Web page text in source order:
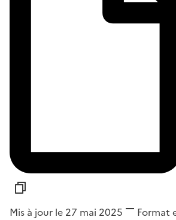
Mis à jour le 27 mai 2025 Format